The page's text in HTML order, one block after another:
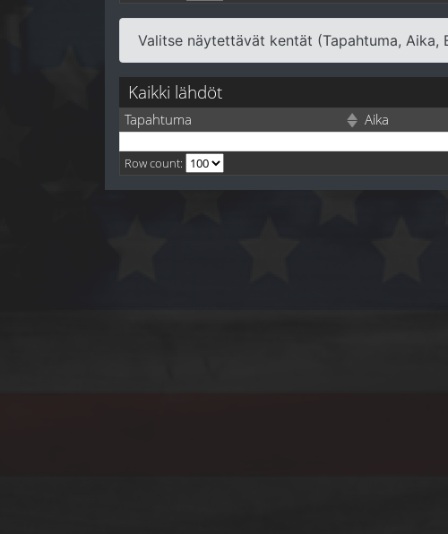
Valitse näytettävät kentät (Tapahtuma, Aika,
Kaikki lähdöt
Tapahtuma Aika
Row count: